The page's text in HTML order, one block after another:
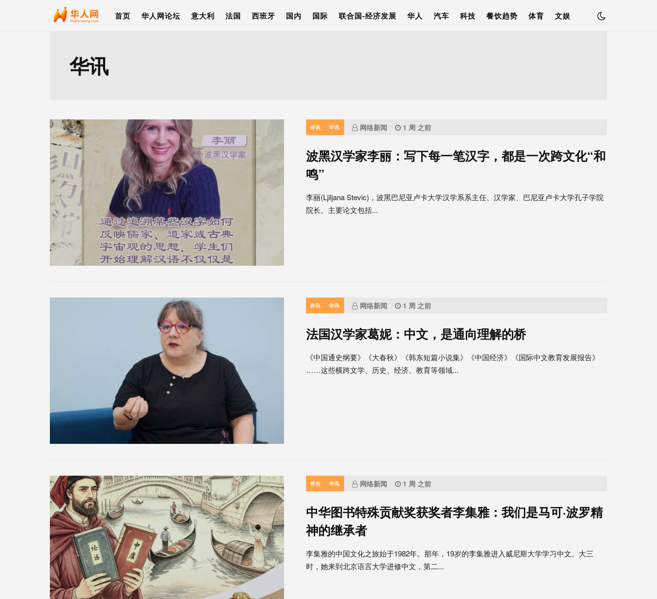
首页 华人网论坛 意大利 法国 西班牙 国内 国际 联合国-经济发展 华人 汽车 科技 餐饮趋势 体育 文娱
华讯
侨讯 华讯 网络新闻 1 周 之前
波黑汉学家李丽：写下每一笔汉字，都是一次跨文化“和
鸣”
李丽(Ljiljana Stevic)，波黑巴尼亚卢卡大学汉学系系主任、汉学家、巴尼亚卢卡大学孔子学院
院长。主要论文包括...
侨讯 华讯 网络新闻 1 周 之前
法国汉学家葛妮：中文，是通向理解的桥
《中国通史纲要》《大春秋》《韩东短篇小说集》《中国经济》《国际中文教育发展报告》
……这些横跨文学、历史、经济、教育等领域...
侨讯 华讯 网络新闻 1 周 之前
中华图书特殊贡献奖获奖者李集雅：我们是马可·波罗精
神的继承者
李集雅的中国文化之旅始于1982年。那年，19岁的李集雅进入威尼斯大学学习中文。大三
时，她来到北京语言大学进修中文，第二...